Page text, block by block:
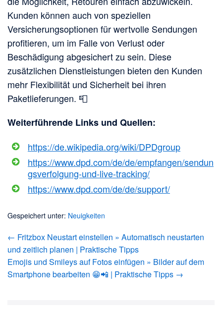
Kunden können auch von speziellen
Versicherungsoptionen für wertvolle Sendungen
profitieren, um im Falle von Verlust oder
Beschädigung abgesichert zu sein. Diese
zusätzlichen Dienstleistungen bieten den Kunden
mehr Flexibilität und Sicherheit bei ihren
Paketlieferungen. 📮
Weiterführende Links und Quellen:
https://de.wikipedia.org/wiki/DPDgroup
https://www.dpd.com/de/de/empfangen/sendun
gsverfolgung-und-live-tracking/
https://www.dpd.com/de/de/support/
Gespeichert unter: Neuigkeiten
Beitragsnavigation
← Fritzbox Neustart einstellen » Automatisch neustarten
und zeitlich planen | Praktische Tipps
Emojis und Smileys auf Fotos einfügen » Bilder auf dem
Smartphone bearbeiten 😁📲 | Praktische Tipps →